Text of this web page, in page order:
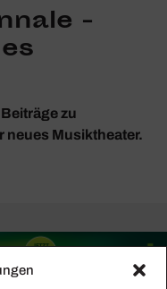
-
zu
neues Musiktheater.